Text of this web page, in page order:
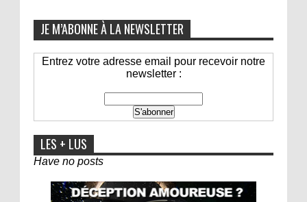
JE M’ABONNE À LA NEWSLETTER
Entrez votre adresse email pour recevoir notre
newsletter :
LES + LUS
Have no posts